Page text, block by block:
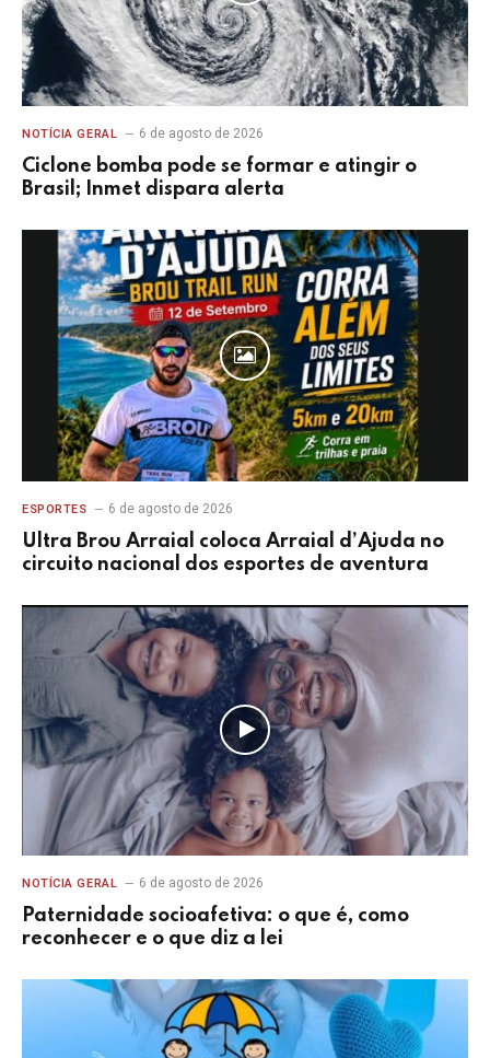
NOTÍCIA GERAL 6 de agosto de 2026
Ciclone bomba pode se formar e atingir o
Brasil; Inmet dispara alerta
ESPORTES 6 de agosto de 2026
Ultra Brou Arraial coloca Arraial d’Ajuda no
circuito nacional dos esportes de aventura
NOTÍCIA GERAL 6 de agosto de 2026
Paternidade socioafetiva: o que é, como
reconhecer e o que diz a lei